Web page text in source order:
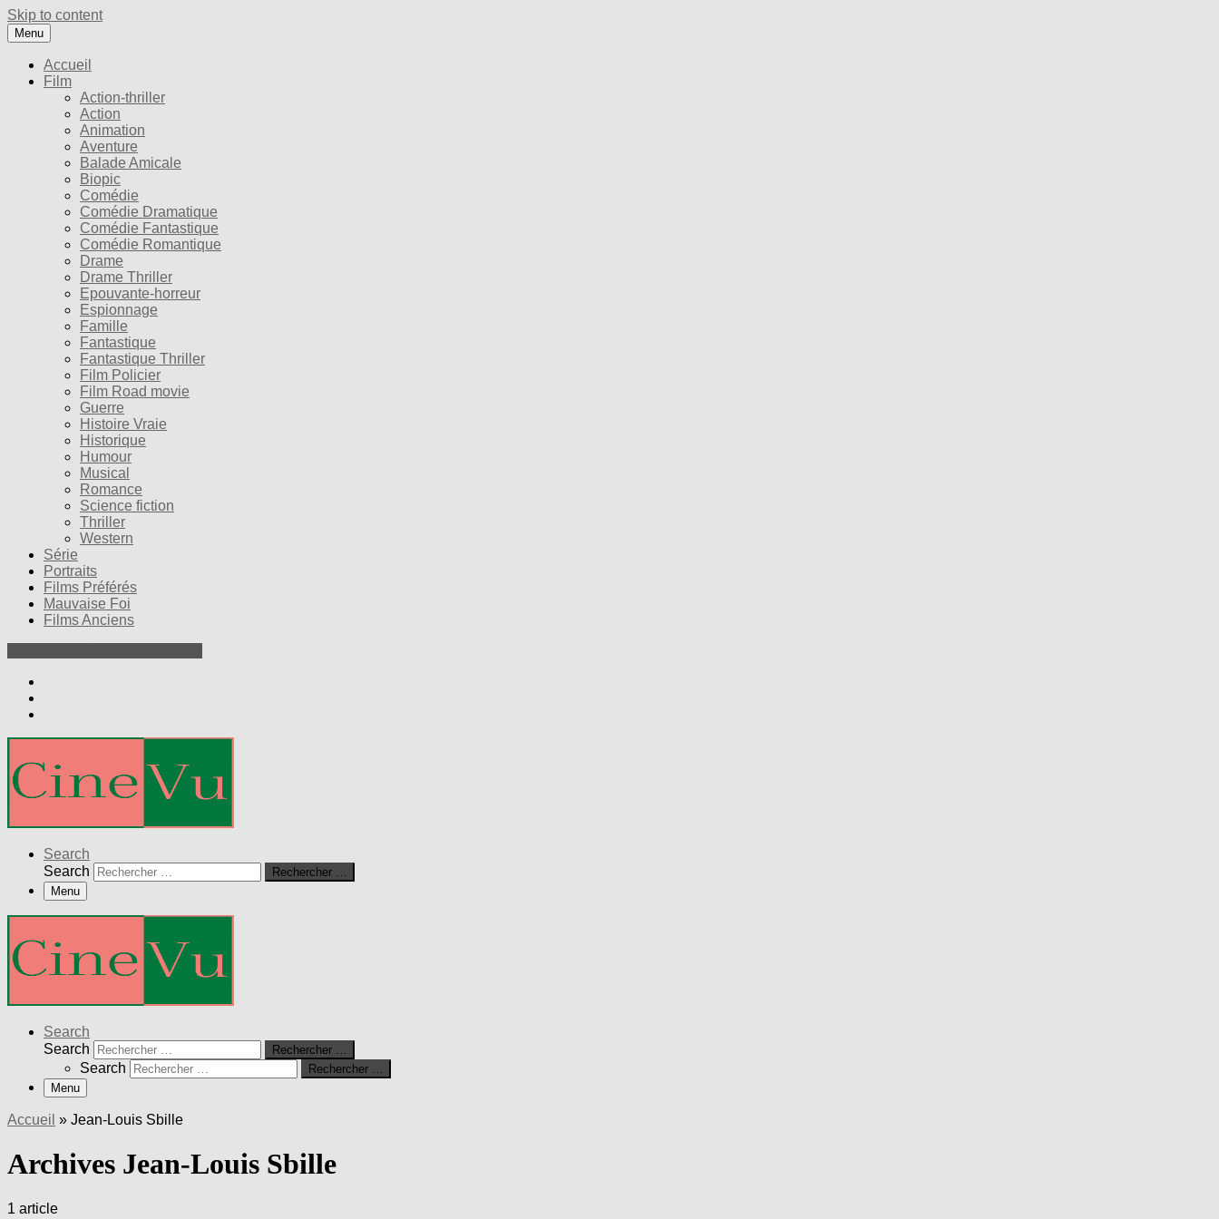
Skip to content
Menu
Accueil
Film
Action-thriller
Action
Animation
Aventure
Balade Amicale
Biopic
Comédie
Comédie Dramatique
Comédie Fantastique
Comédie Romantique
Drame
Drame Thriller
Epouvante-horreur
Espionnage
Famille
Fantastique
Fantastique Thriller
Film Policier
Film Road movie
Guerre
Histoire Vraie
Historique
Humour
Musical
Romance
Science fiction
Thriller
Western
Série
Portraits
Films Préférés
Mauvaise Foi
Films Anciens
Search
Search
Rechercher …
Menu
Search
Search
Rechercher …
Search
Rechercher …
Menu
Accueil » Jean-Louis Sbille
Archives Jean-Louis Sbille
1 article